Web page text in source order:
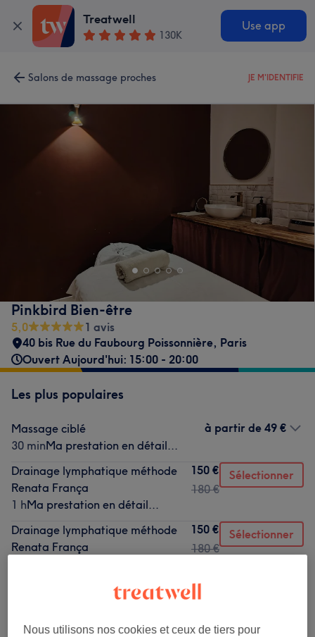
Treatwell
130K
Use app
Salons de massage proches JE M'IDENTIFIE
Pinkbird Bien-être
5,0
1 avis
40 bis Rue du Faubourg Poissonnière, Paris
Ouvert Aujourd'hui: 15:00 - 20:00
Les plus populaires
Massage ciblé
30 minMa prestation en détail...
à partir de 49 €
Drainage lymphatique méthode
Renata França
1 hMa prestation en détail...
150 €
180 €
Sélectionner
Drainage lymphatique méthode
Renata França
150 €
180 €
Sélectionner
Massage du corps relaxant
Ma prestation en détail...
Nous utilisons nos cookies et ceux de tiers pour